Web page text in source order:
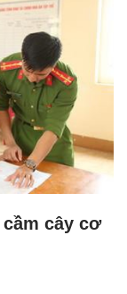
cây cơ